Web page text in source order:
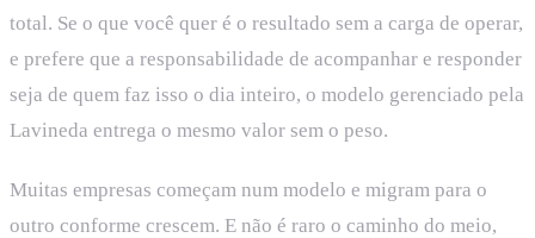
total. Se o que você quer é o resultado sem a carga de operar,
e prefere que a responsabilidade de acompanhar e responder
seja de quem faz isso o dia inteiro, o modelo gerenciado pela
Lavineda entrega o mesmo valor sem o peso.
Muitas empresas começam num modelo e migram para o
outro conforme crescem. E não é raro o caminho do meio,